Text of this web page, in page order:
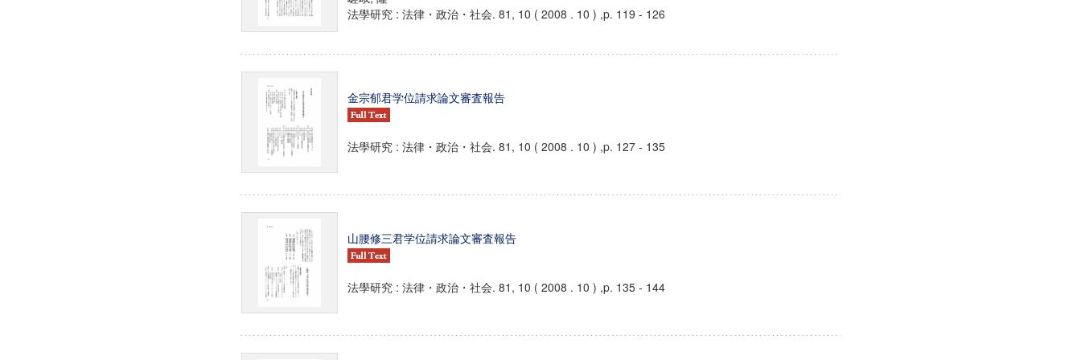
法學研究 : 法律・政治・社会. 81, 10 ( 2008 . 10 ) ,p. 119 - 126
金宗郁君学位請求論文審査報告
法學研究 : 法律・政治・社会. 81, 10 ( 2008 . 10 ) ,p. 127 - 135
山腰修三君学位請求論文審査報告
法學研究 : 法律・政治・社会. 81, 10 ( 2008 . 10 ) ,p. 135 - 144